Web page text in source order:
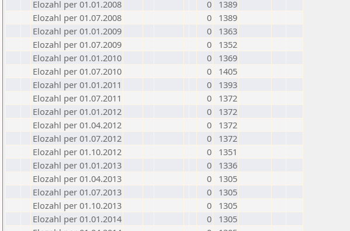
Elozahl per 01.01.2008
0
1389
Elozahl per 01.07.2008
0
1389
Elozahl per 01.01.2009
0
1363
Elozahl per 01.07.2009
0
1352
Elozahl per 01.01.2010
0
1369
Elozahl per 01.07.2010
0
1405
Elozahl per 01.01.2011
0
1393
Elozahl per 01.07.2011
0
1372
Elozahl per 01.01.2012
0
1372
Elozahl per 01.04.2012
0
1372
Elozahl per 01.07.2012
0
1372
Elozahl per 01.10.2012
0
1351
Elozahl per 01.01.2013
0
1336
Elozahl per 01.04.2013
0
1305
Elozahl per 01.07.2013
0
1305
Elozahl per 01.10.2013
0
1305
Elozahl per 01.01.2014
0
1305